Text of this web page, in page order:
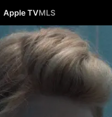
Apple TVMLS